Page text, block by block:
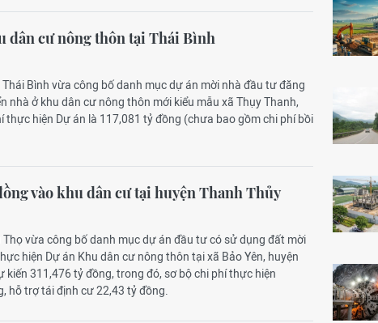
dân cư nông thôn tại Thái Bình
Bình vừa công bố danh mục dự án mời nhà đầu tư đăng
nhà ở khu dân cư nông thôn mới kiểu mẫu xã Thụy Thanh,
thực hiện Dự án là 117,081 tỷ đồng (chưa bao gồm chi phí bồi
vào khu dân cư tại huyện Thanh Thủy
Thọ vừa công bố danh mục dự án đầu tư có sử dụng đất mời
hiện Dự án Khu dân cư nông thôn tại xã Bảo Yên, huyện
kiến 311,476 tỷ đồng, trong đó, sơ bộ chi phí thực hiện
hỗ trợ tái định cư 22,43 tỷ đồng.